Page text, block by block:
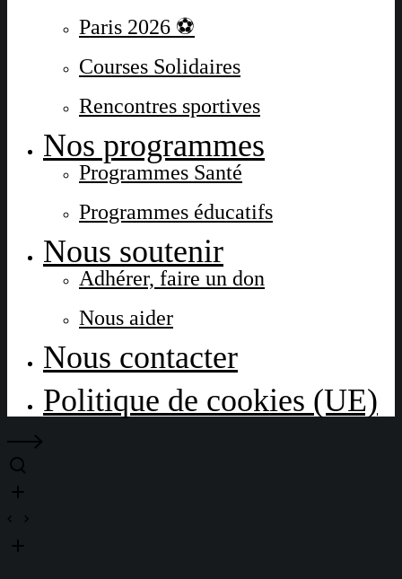
Paris 2026 ⚽
Courses Solidaires
Rencontres sportives
Nos programmes
Programmes Santé
Programmes éducatifs
Nous soutenir
Adhérer, faire un don
Nous aider
Nous contacter
Politique de cookies (UE)